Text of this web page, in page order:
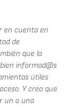
en cuenta en
de
que la
informad@s
útiles
Y creo que
un o una